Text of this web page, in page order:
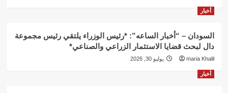
أخبار
السودان – “أخبار الساعه”: *رئيس الوزراء يلتقي رئيس مجموعة
دال لبحث قضايا الاستثمار الزراعي والصناعي*
maria Khalil يوليو 30, 2026
أخبار